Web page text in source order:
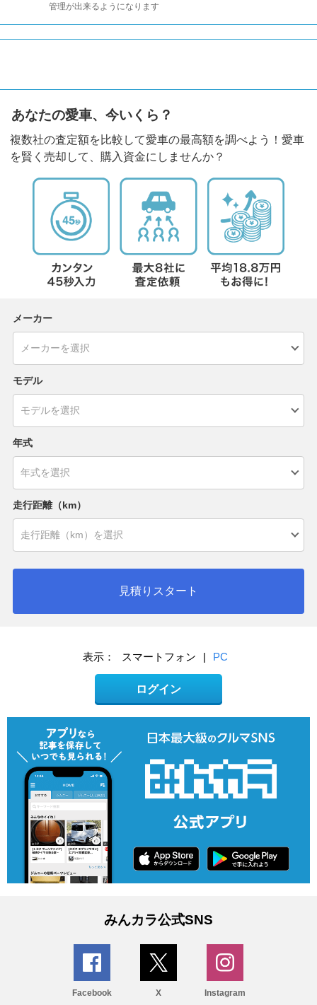
管理が出来るようになります
あなたの愛車、今いくら？
複数社の査定額を比較して愛車の最高額を調べよう！愛車
を賢く売却して、購入資金にしませんか？
メーカー
モデル
年式
走行距離（km）
見積りスタート
表示： スマートフォン | PC
ログイン
みんカラ公式SNS
Facebook X Instagram